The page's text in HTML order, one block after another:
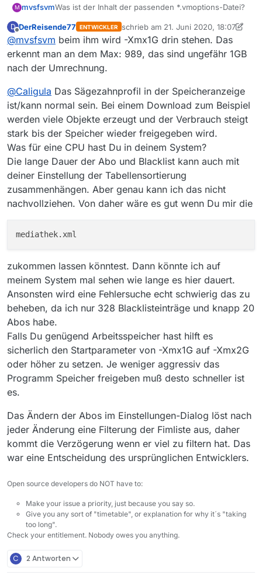
M mvsfsvmWas ist der Inhalt der passenden *.vmoptions-Datei?
Bei mir sieht das so aus
# Enter one VM parameter per line
# For example, to adjust the maximum
# -Xmx512m
# To include another file, uncomment the
# -include-options [path to other
Standardmäßig steht da nur der Kommentar drin und
ist, weshalb der Start und andere Aktionen wie neue
Listen Laden ewig dauern bzw. gar nicht mehr zu
Ende kommen.
Hint: Ich lade neue Listen manuell und lasse nur
ergänzen. Das ging schon beim ersten Ergänzen in
die Hose. Nach der Änderung ging alles ziemlich fix.
Ach ja, bei MV 13.2.1 und früher brauchte es solche
Änderungen bei Verwendung einer 64-Bit-
Javainstallation nicht.
D
Offline
DerReisende77 ENTWICKLER schrieb am 21. Juni 2020, 18:07
zuletzt editiert von DerReisende77
@mvsfsvm beim ihm wird -Xmx1G drin stehen. Das
erkennt man an dem Max: 989, das sind ungefähr 1GB
nach der Umrechnung.
@Caligula Das Sägezahnprofil in der Speicheranzeige
ist/kann normal sein. Bei einem Download zum Beispiel
werden viele Objekte erzeugt und der Verbrauch steigt
stark bis der Speicher wieder freigegeben wird.
Was für eine CPU hast Du in deinem System?
Die lange Dauer der Abo und Blacklist kann auch mit
deiner Einstellung der Tabellensortierung
zusammenhängen. Aber genau kann ich das nicht
nachvollziehen. Von daher wäre es gut wenn Du mir die
zukommen lassen könntest. Dann könnte ich auf
meinem System mal sehen wie lange es hier dauert.
Ansonsten wird eine Fehlersuche echt schwierig das zu
beheben, da ich nur 328 Blacklisteinträge und knapp 20
Abos habe.
Falls Du genügend Arbeitsspeicher hast hilft es
sicherlich den Startparameter von -Xmx1G auf -Xmx2G
oder höher zu setzen. Je weniger aggressiv das
Programm Speicher freigeben muß desto schneller ist
es.
Das Ändern der Abos im Einstellungen-Dialog löst nach
jeder Änderung eine Filterung der Fimliste aus, daher
kommt die Verzögerung wenn er viel zu filtern hat. Das
war eine Entscheidung des ursprünglichen Entwicklers.
Open source developers do NOT have to:
Make your issue a priority, just because you say so.
Give you any sort of "timetable", or explanation for why it´s "taking
too long".
Check your entitlement. Nobody owes you anything.
C 2 Antworten